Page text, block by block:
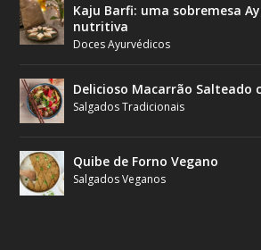
Kaju Barfi: uma sobremesa
nutritiva
Doces Ayurvédicos
Delicioso Macarrão Salteado
Salgados Tradicionais
Quibe de Forno Vegano
Salgados Veganos